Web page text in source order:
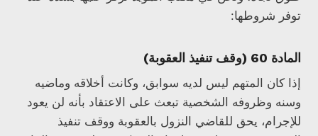
توفر شروطها:
المادة 60 (وقف تنفيذ العقوبة)
إذا كان المتهم ليس لديه سوابق، وكانت أخلاقه وماضيه
وسنه وظروفه الشخصية تبعث على الاعتقاد بأنه لن يعود
للإجرام، يحق للقاضي النزول بالعقوبة ووقف تنفيذ